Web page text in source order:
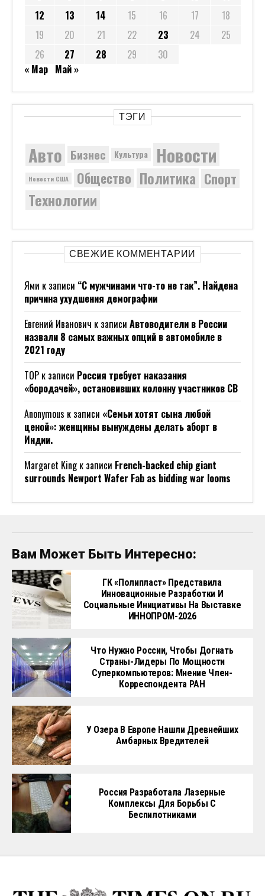
12
13 14 15 16 17
18
19
20 21 22 23 24
25
26
27 28 29
30
« Мар Май »
ТЭГИ
Авто Бизнес Культура Новости
Новости США Общество Политика Спорт
Технологии
СВЕЖИЕ КОММЕНТАРИИ
Ями к записи “С мужчинами что-то не так”. Найдена
причина ухудшения демографии
Евгений Иванович к записи Автоводители в России
назвали 8 самых важных опций в автомобиле в
2021 году
ТОР к записи Россия требует наказания
«бородачей», остановивших колонну участников СВ
Anonymous к записи «Семьи хотят сына любой
ценой»: женщины вынуждены делать аборт в
Индии.
Margaret Kingк записи French-backed chip giant
surrounds Newport Wafer Fab as bidding war looms
Вам Может Быть Интересно:
ГК «Полипласт» Представила
Инновационные Разработки И
Социальные Инициативы На Выставке
ИННОПРОМ-2026
Что Нужно России, Чтобы Догнать
Страны-Лидеры По Мощности
Суперкомпьютеров: Мнение Член-
Корреспондента РАН
У Озера В Европе Нашли Древнейших
Амбарных Вредителей
Россия Разработала Лазерные
Комплексы Для Борьбы С
Беспилотниками